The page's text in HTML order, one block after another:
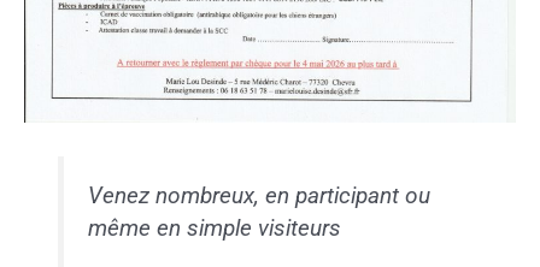
Venez nombreux, en participant ou
même en simple visiteurs